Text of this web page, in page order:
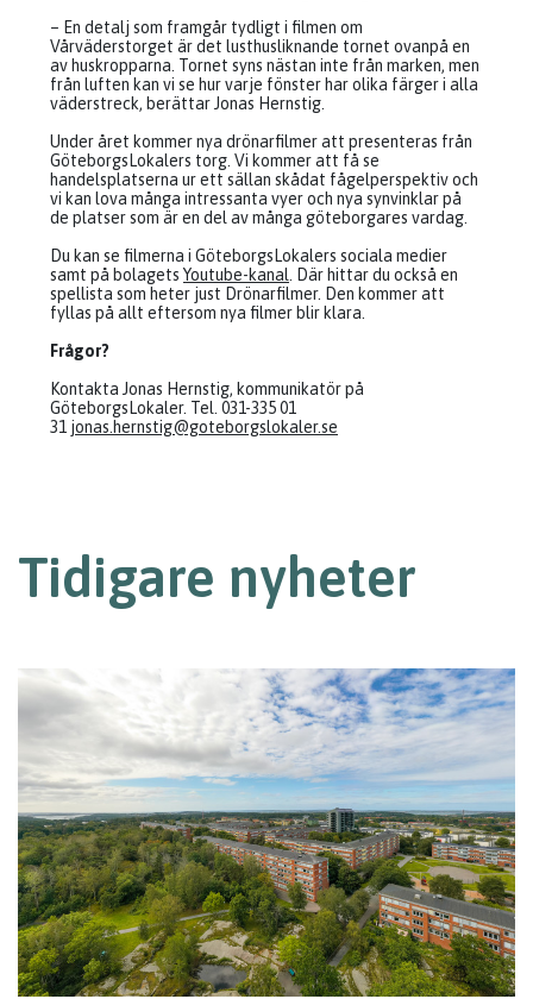
– En detalj som framgår tydligt i filmen om
Vårväderstorget är det lusthusliknande tornet ovanpå en
av huskropparna. Tornet syns nästan inte från marken, men
från luften kan vi se hur varje fönster har olika färger i alla
väderstreck, berättar Jonas Hernstig.
Under året kommer nya drönarfilmer att presenteras från
GöteborgsLokalers torg. Vi kommer att få se
handelsplatserna ur ett sällan skådat fågelperspektiv och
vi kan lova många intressanta vyer och nya synvinklar på
de platser som är en del av många göteborgares vardag.
Du kan se filmerna i GöteborgsLokalers sociala medier
samt på bolagets Youtube-kanal . Där hittar du också en
spellista som heter just Drönarfilmer. Den kommer att
fyllas på allt eftersom nya filmer blir klara.
Frågor?
Kontakta Jonas Hernstig, kommunikatör på
GöteborgsLokaler. Tel. 031-335 01
31 jonas.hernstig@goteborgslokaler.se
Tidigare nyheter